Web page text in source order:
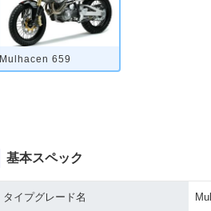
Mulhacen 659
基本スペック
タイプグレード名